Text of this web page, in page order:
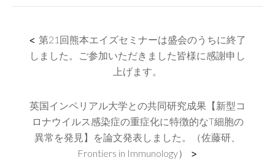
< 第21回熊本エイズセミナーは盛会のうちに終了
しました。ご参加いただきました皆様に感謝申し
上げます。
英国インペリアル大学との共同研究成果【新型コ
ロナウイルス感染症の重症化に特徴的なT細胞の
異常を発見】を論文発表しました。（佐藤研、
Frontiers in Immunology）
>